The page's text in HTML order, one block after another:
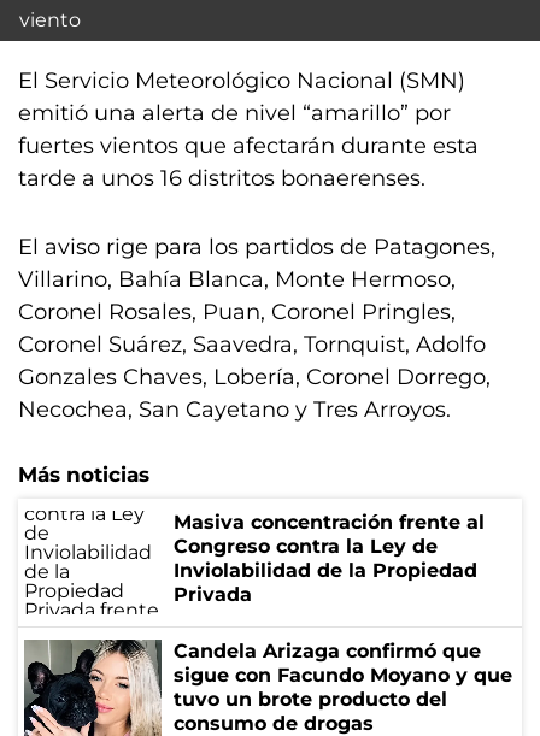
viento
El Servicio Meteorológico Nacional (SMN)
emitió una alerta de nivel “amarillo” por
fuertes vientos que afectarán durante esta
tarde a unos 16 distritos bonaerenses.
El aviso rige para los partidos de Patagones,
Villarino, Bahía Blanca, Monte Hermoso,
Coronel Rosales, Puan, Coronel Pringles,
Coronel Suárez, Saavedra, Tornquist, Adolfo
Gonzales Chaves, Lobería, Coronel Dorrego,
Necochea, San Cayetano y Tres Arroyos.
Más noticias
Masiva concentración frente al
Congreso contra la Ley de
Inviolabilidad de la Propiedad
Privada
Candela Arizaga confirmó que
sigue con Facundo Moyano y que
tuvo un brote producto del
consumo de drogas